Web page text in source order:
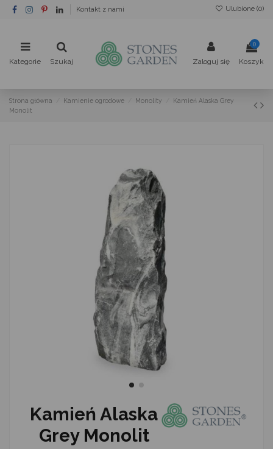
Kontakt z nami Ulubione (0)
Kategorie Szukaj Zaloguj się
0
Koszyk
Strona główna Kamienie ogrodowe Monolity
Kamień Alaska Grey
Monolit
Kamień Alaska
Grey Monolit